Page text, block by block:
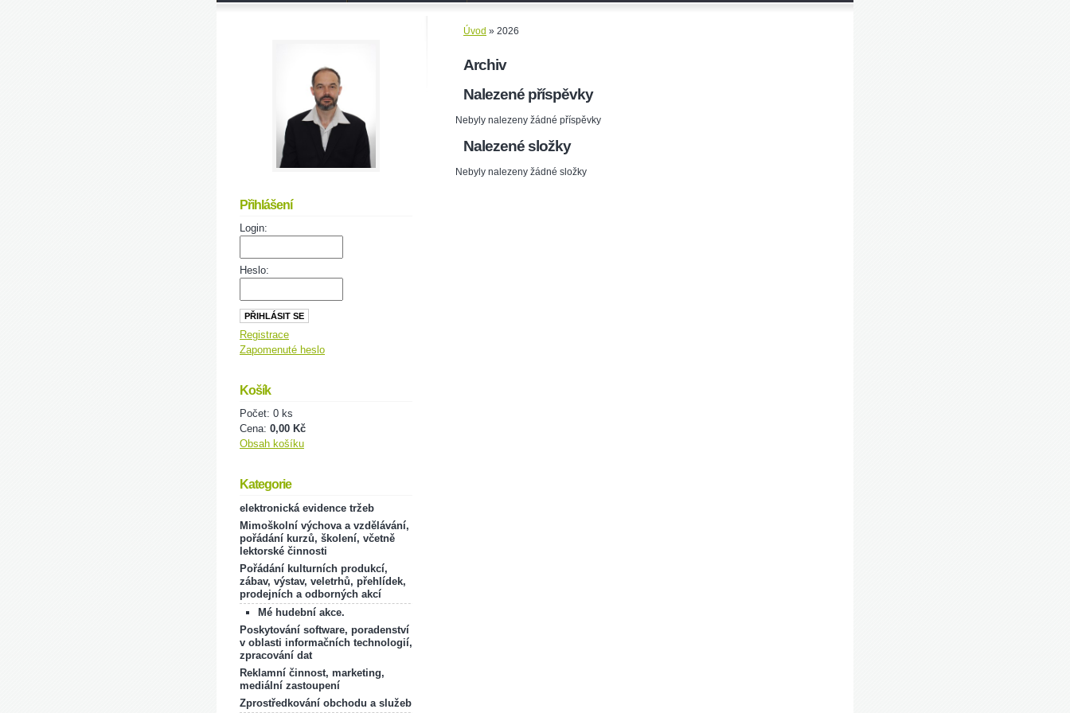
Úvod » 2026
Archiv
Nalezené příspěvky
Nebyly nalezeny žádné příspěvky
Nalezené složky
Nebyly nalezeny žádné složky
Přihlášení
Login:
Heslo:
Registrace
Zapomenuté heslo
Košík
Počet: 0 ks
Cena: 0,00 Kč
Obsah košíku
Kategorie
elektronická evidence tržeb
Mimoškolní výchova a vzdělávání,
pořádání kurzů, školení, včetně
lektorské činnosti
Pořádání kulturních produkcí,
zábav, výstav, veletrhů, přehlídek,
prodejních a odborných akcí
Mé hudební akce.
Poskytování software, poradenství
v oblasti informačních technologií,
zpracování dat
Reklamní činnost, marketing,
mediální zastoupení
Zprostředkování obchodu a služeb